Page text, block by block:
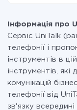
при
Інформація про
Сервіс UniTalk
телефонії і
інструментів в
інструментів,
комунікацій
телефонії від
зв'язку всередині